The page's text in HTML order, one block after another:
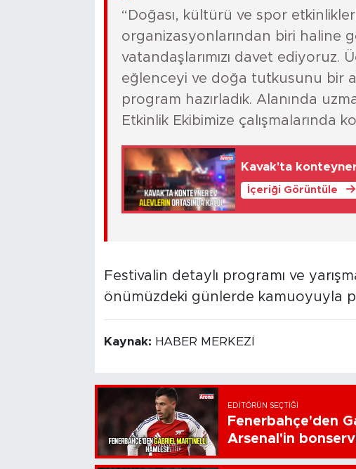
“Doğası, kültürü ve spor
organizasyonlarından biri haline
vatandaşlarımızı davet ediyoruz.
eğlenceyi ve doğa tutkusunu bir
program hazırladık. Alanında
Etkinlik Ekibimize çalışmalarında
Kavak'ta konteyner
İçeriği Görüntüle
Festivalin detaylı programı ve
önümüzdeki günlerde kamuoyuyla
Kaynak: HABER MERKEZİ
EDITÖRÜN SEÇTIĞI
Fenerbahçe'den
Arsenal'in